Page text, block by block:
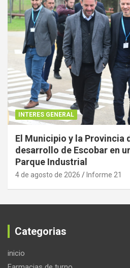
INTERES GENERAL
El Municipio y la Provincia
desarrollo de Escobar en
Parque Industrial
4 de agosto de 2026 Informe 21
Categorias
inicio